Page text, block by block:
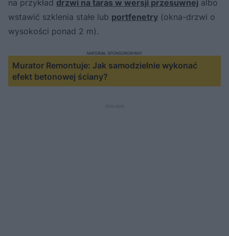
na przykład drzwi na taras w wersji przesuwnej albo
wstawić szklenia stałe lub portfenetry (okna-drzwi o
wysokości ponad 2 m).
Murator Remontuje: Jak samodzielnie wykonać
efekt betonowej ściany?
MATERIAŁ SPONSOROWANY